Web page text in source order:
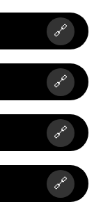
🔗
🔗
🔗
🔗